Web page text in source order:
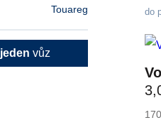
Touareg
jeden vůz
do